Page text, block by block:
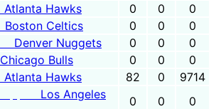
Atlanta Hawks 0 0
0
Boston Celtics 0 0
0
Denver Nuggets 0 0
0
Chicago Bulls 0 0
0
Atlanta Hawks 82 0
9714
Los Angeles
0 0
0